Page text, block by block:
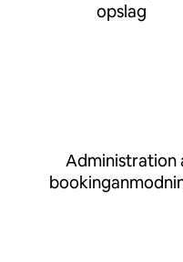
opslag
Administration